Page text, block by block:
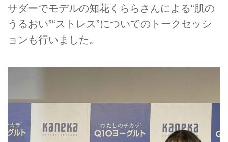
サダーでモデルの知花くららさんによる“肌の
うるおい”“ストレス”についてのトークセッシ
ョンも行いました。